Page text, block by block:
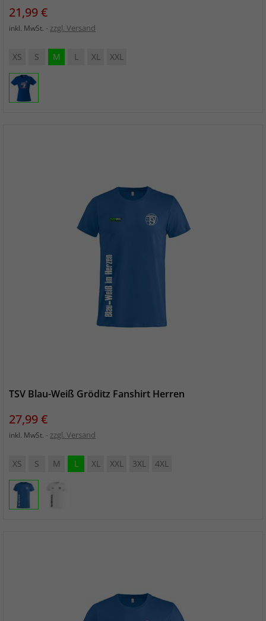
Preis
21,99 €
inkl. MwSt. zzgl. Versand
XS S M L XL XXL
TSV Blau-Weiß Gröditz Fanshirt Herren
Preis
27,99 €
inkl. MwSt. zzgl. Versand
XS S M L XL XXL 3XL 4XL